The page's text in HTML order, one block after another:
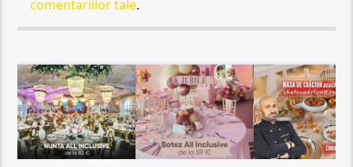
comentariilor tale.